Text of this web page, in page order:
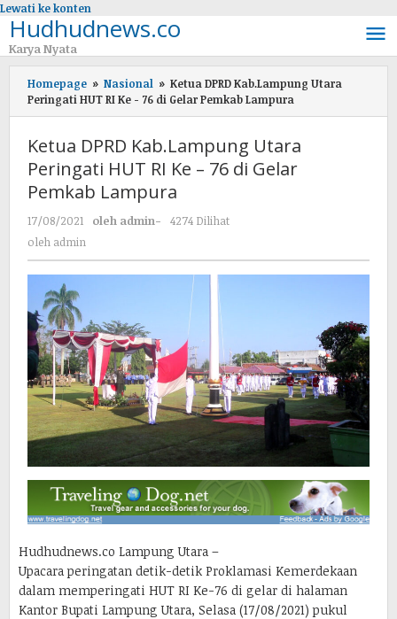
Lewati ke konten
Hudhudnews.co
Karya Nyata
Homepage » Nasional » Ketua DPRD Kab.Lampung Utara
Peringati HUT RI Ke - 76 di Gelar Pemkab Lampura
Ketua DPRD Kab.Lampung Utara
Peringati HUT RI Ke – 76 di Gelar
Pemkab Lampura
17/08/2021 oleh admin-
4274 Dilihat
oleh admin
Hudhudnews.co Lampung Utara –
Upacara peringatan detik-detik Proklamasi Kemerdekaan
dalam memperingati HUT RI Ke-76 di gelar di halaman
Kantor Bupati Lampung Utara, Selasa (17/08/2021) pukul